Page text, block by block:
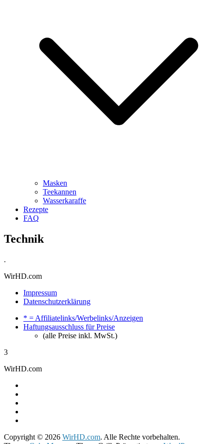
Masken
Teekannen
Wasserkaraffe
Rezepte
FAQ
Technik
.
WirHD.com
Impressum
Datenschutzerklärung
* = Affiliatelinks/Werbelinks/Anzeigen
Haftungsausschluss für Preise
(alle Preise inkl. MwSt.)
3
WirHD.com
Copyright © 2026 WirHD.com. Alle Rechte vorbehalten.